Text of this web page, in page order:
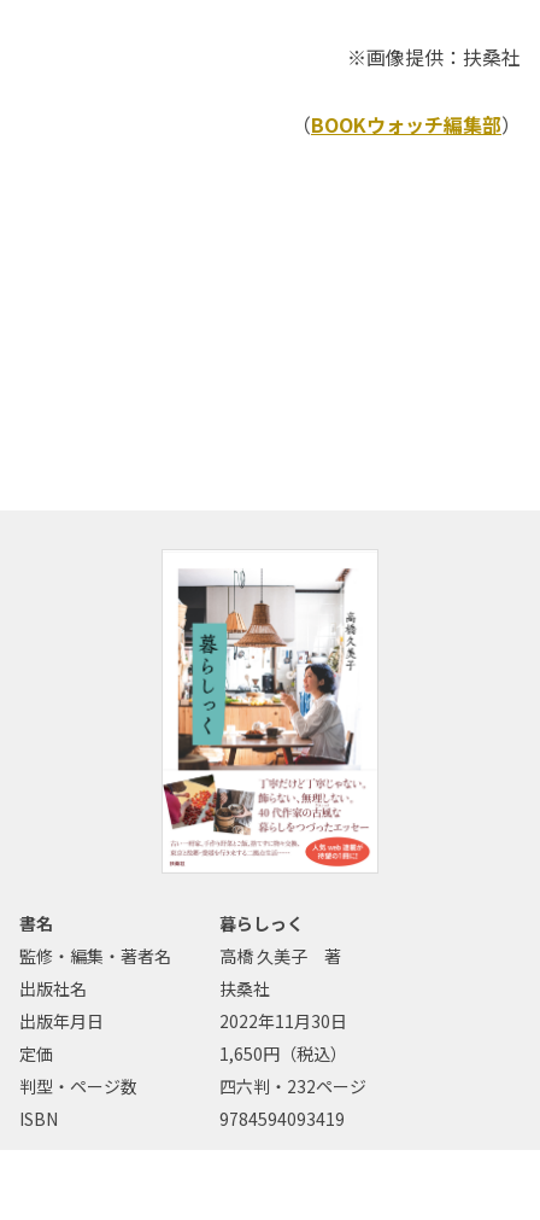
※画像提供：扶桑社
（BOOKウォッチ編集部）
書名
暮らしっく
監修・編集・著者名
高橋 久美子 著
出版社名
扶桑社
出版年月日
2022年11月30日
定価
1,650円（税込）
判型・ページ数
四六判・232ページ
ISBN
9784594093419